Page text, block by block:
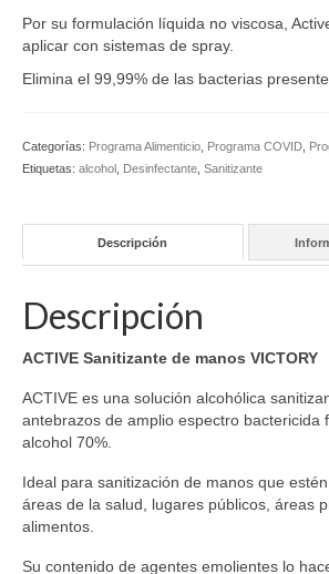
Por su formulación líquida no viscosa,
aplicar con sistemas de spray.
Elimina el 99,99% de las bacterias
Categorías: Programa Alimenticio Programa COVID
Etiquetas: alcohol Desinfectante Sanitizante
Descripción
Descripción
ACTIVE Sanitizante de manos VICTORY
ACTIVE es una solución alcohólica
antebrazos de amplio espectro bactericida
alcohol 70%.
Ideal para sanitización de manos que
áreas de la salud, lugares públicos, áreas
alimentos.
Su contenido de agentes emolientes lo